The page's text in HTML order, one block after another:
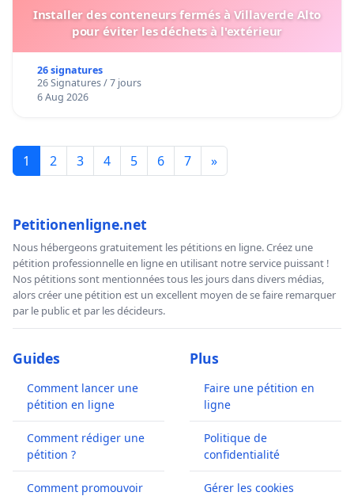
Installer des conteneurs fermés à Villaverde Alto
pour éviter les déchets à l'extérieur
26 signatures
26 Signatures / 7 jours
6 Aug 2026
1 2 3 4 5 6 7 »
Petitionenligne.net
Nous hébergeons gratuitement les pétitions en ligne. Créez une
pétition professionnelle en ligne en utilisant notre service puissant !
Nos pétitions sont mentionnées tous les jours dans divers médias,
alors créer une pétition est un excellent moyen de se faire remarquer
par le public et par les décideurs.
Guides
Comment lancer une
pétition en ligne
Comment rédiger une
pétition ?
Comment promouvoir
Plus
Faire une pétition en
ligne
Politique de
confidentialité
Gérer les cookies